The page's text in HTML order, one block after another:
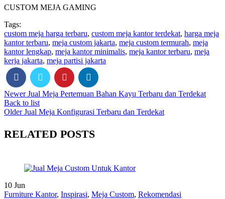
CUSTOM MEJA GAMING
Tags:
custom meja harga terbaru, custom meja kantor terdekat, harga meja
kantor terbaru, meja custom jakarta, meja custom termurah, meja
kantor lengkap, meja kantor minimalis, meja kantor terbaru, meja
kerja jakarta, meja partisi jakarta
Newer Jual Meja Pertemuan Bahan Kayu Terbaru dan Terdekat
Back to list
Older Jual Meja Konfigurasi Terbaru dan Terdekat
RELATED POSTS
10 Jun
Furniture Kantor, Inspirasi, Meja Custom, Rekomendasi